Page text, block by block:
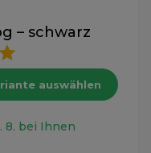
– schwarz
auswählen
8. bei Ihnen